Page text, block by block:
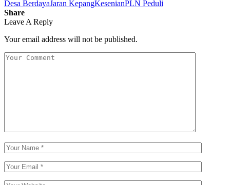
Desa BerdayaJaran KepangKesenianPLN Peduli
Share
Leave A Reply
Your email address will not be published.